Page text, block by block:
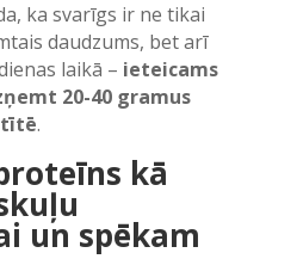
ka svarīgs ir ne tikai
daudzums, bet arī
laikā – ieteicams
20-40 gramus
.
kā
un spēkam